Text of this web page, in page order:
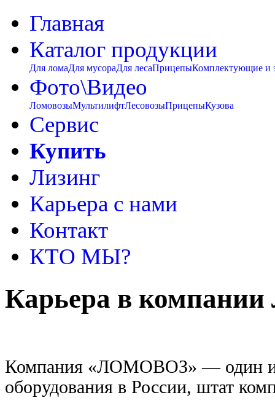
Главная
Каталог продукции
Для ломаДля мусораДля лесаПрицепыКомплектующие и
Фото\Видео
ЛомовозыМультилифтЛесовозыПрицепыКузова
Сервис
Купить
Лизинг
Карьера с нами
Контакт
КТО МЫ?
Карьера в
Компания «ЛОМОВОЗ» — один из
оборудования в России, штат